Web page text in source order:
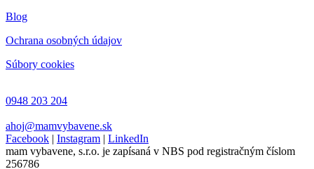
Blog
Ochrana osobných údajov
Súbory cookies
0948 203 204
ahoj@mamvybavene.sk
Facebook | Instagram | LinkedIn
mam vybavene, s.r.o. je zapísaná v NBS pod registračným číslom
256786